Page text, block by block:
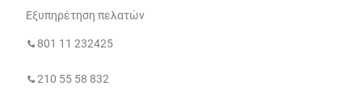
Εξυπηρέτηση πελατών
801 11 232425
210 55 58 832